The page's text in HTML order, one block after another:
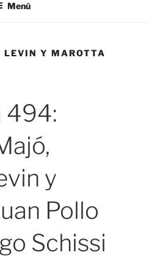
Menú
LEVIN Y MAROTTA
494:
y
Pollo
Schissi